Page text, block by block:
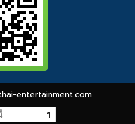
entertainment.com
1